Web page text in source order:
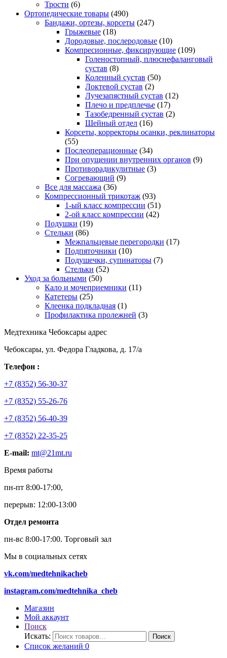
Трости (6)
Ортопедические товары (490)
Бандажи, ортезы, корсеты (247)
Грыжевые (18)
Дородовые, послеродовые (10)
Компресионные, фиксирующие (109)
Голеностопный, плюснефаланговый
сустав (8)
Коленный сустав (50)
Локтевой сустав (2)
Лучезапястный сустав (12)
Плечо и предплечье (17)
Тазобедренный сустав (2)
Шейный отдел (16)
Корсеты, корректоры осанки, реклинаторы
(55)
Послеоперационные (34)
При опущении внутренних органов (9)
Противорадикулитные (3)
Согревающий (9)
Все для массажа (36)
Компрессионный трикотаж (93)
1-ый класс компрессии (51)
2-ой класс компрессии (42)
Подушки (19)
Стельки (86)
Межпальцевые перегородки (17)
Подпяточники (10)
Подушечки, супинаторы (7)
Стельки (52)
Уход за больными (50)
Кало и мочеприемники (11)
Катетеры (25)
Клеенка подкладная (1)
Профилактика пролежней (3)
Медтехника Чебоксары адрес
Чебоксары, ул. Федора Гладкова, д. 17/а
Телефон :
+7 (8352) 56-30-37
+7 (8352) 55-26-76
+7 (8352) 56-40-39
+7 (8352) 22-35-25
E-mail: mt@21mt.ru
Время работы
пн-пт 8:00-17:00,
перерыв: 12:00-13:00
Отдел ремонта
пн-вс 8:00-17:00. Торговый зал
Мы в социальных сетях
vk.com/medtehnikacheb
instagram.com/medtehnika_cheb
Магазин
Мой аккаунт
Поиск
Искать:
Поиск
Список желаний 0